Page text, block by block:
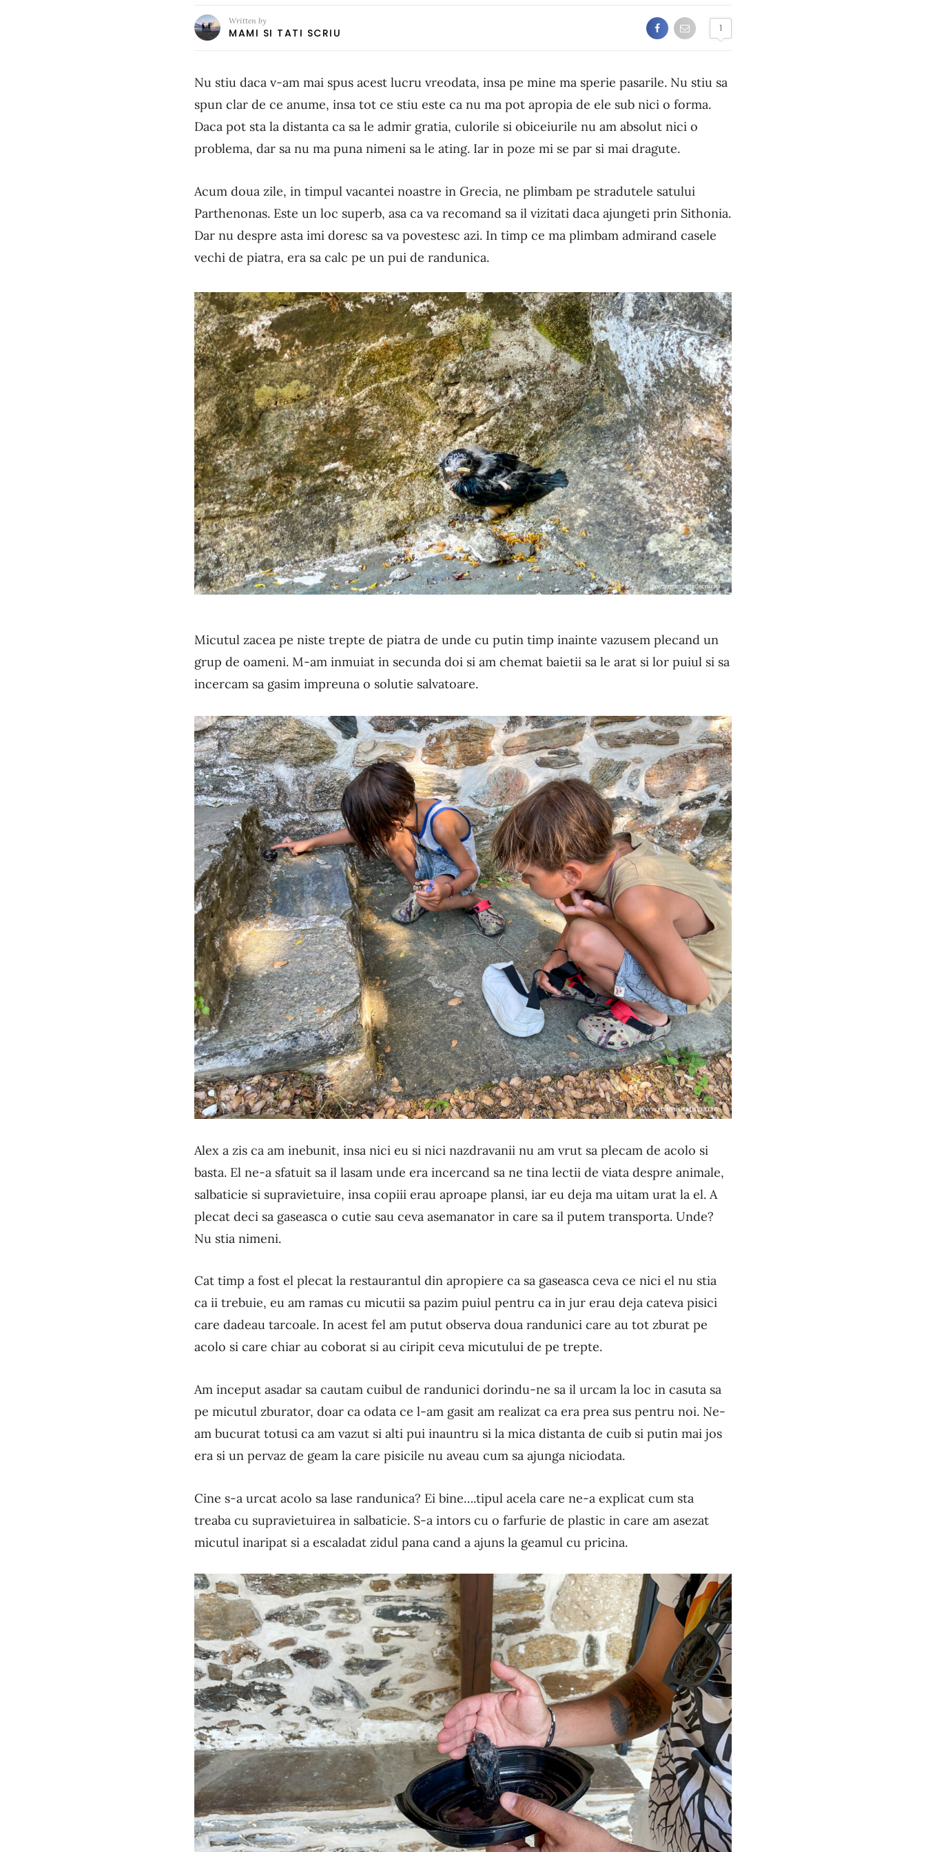
Written by
MAMI SI TATI SCRIU 1
Nu stiu daca v-am mai spus acest lucru vreodata, insa pe mine ma sperie pasarile. Nu stiu sa
spun clar de ce anume, insa tot ce stiu este ca nu ma pot apropia de ele sub nici o forma.
Daca pot sta la distanta ca sa le admir gratia, culorile si obiceiurile nu am absolut nici o
problema, dar sa nu ma puna nimeni sa le ating. Iar in poze mi se par si mai dragute.
Acum doua zile, in timpul vacantei noastre in Grecia, ne plimbam pe stradutele satului
Parthenonas. Este un loc superb, asa ca va recomand sa il vizitati daca ajungeti prin Sithonia.
Dar nu despre asta imi doresc sa va povestesc azi. In timp ce ma plimbam admirand casele
vechi de piatra, era sa calc pe un pui de randunica.
Micutul zacea pe niste trepte de piatra de unde cu putin timp inainte vazusem plecand un
grup de oameni. M-am inmuiat in secunda doi si am chemat baietii sa le arat si lor puiul si sa
incercam sa gasim impreuna o solutie salvatoare.
Alex a zis ca am inebunit, insa nici eu si nici nazdravanii nu am vrut sa plecam de acolo si
basta. El ne-a sfatuit sa il lasam unde era incercand sa ne tina lectii de viata despre animale,
salbaticie si supravietuire, insa copiii erau aproape plansi, iar eu deja ma uitam urat la el. A
plecat deci sa gaseasca o cutie sau ceva asemanator in care sa il putem transporta. Unde?
Nu stia nimeni.
Cat timp a fost el plecat la restaurantul din apropiere ca sa gaseasca ceva ce nici el nu stia
ca ii trebuie, eu am ramas cu micutii sa pazim puiul pentru ca in jur erau deja cateva pisici
care dadeau tarcoale. In acest fel am putut observa doua randunici care au tot zburat pe
acolo si care chiar au coborat si au ciripit ceva micutului de pe trepte.
Am inceput asadar sa cautam cuibul de randunici dorindu-ne sa il urcam la loc in casuta sa
pe micutul zburator, doar ca odata ce l-am gasit am realizat ca era prea sus pentru noi. Ne-
am bucurat totusi ca am vazut si alti pui inauntru si la mica distanta de cuib si putin mai jos
era si un pervaz de geam la care pisicile nu aveau cum sa ajunga niciodata.
Cine s-a urcat acolo sa lase randunica? Ei bine….tipul acela care ne-a explicat cum sta
treaba cu supravietuirea in salbaticie. S-a intors cu o farfurie de plastic in care am asezat
micutul inaripat si a escaladat zidul pana cand a ajuns la geamul cu pricina.